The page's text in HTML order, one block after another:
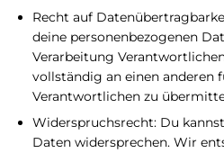
Recht auf
deine personenbezogenen
Verarbeitung
vollständig an einen anderen
Verantwortlichen zu
Widerspruchsrecht: Du
Daten widersprechen. Wir